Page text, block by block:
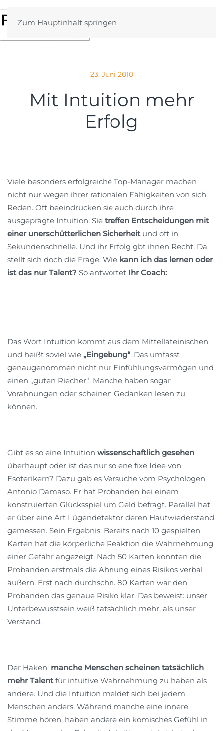
Zum Hauptinhalt springen
23. Juni 2010
Mit Intuition mehr
Erfolg
Viele besonders erfolgreiche Top-Manager machen
nicht nur wegen ihrer rationalen Fähigkeiten von sich
Reden. Oft beeindrucken sie auch durch ihre
ausgeprägte Intuition. Sie treffen Entscheidungen mit
einer unerschütterlichen Sicherheitund oft in
Sekundenschnelle. Und ihr Erfolg gbt ihnen Recht. Da
stellt sich doch die Frage: Wie kann ich das lernen oder
ist das nur Talent? So antwortet Ihr Coach:
Das Wort Intuition kommt aus dem Mittellateinischen
und heißt soviel wie „Eingebung“. Das umfasst
genaugenommen nicht nur Einfühlungsvermögen und
einen „guten Riecher“. Manche haben sogar
Vorahnungen oder scheinen Gedanken lesen zu
können.
Gibt es so eine Intuition wissenschaftlich gesehen
überhaupt oder ist das nur so ene fixe Idee von
Esoterikern? Dazu gab es Versuche vom Psychologen
Antonio Damaso. Er hat Probanden bei einem
konstruierten Glücksspiel um Geld befragt. Parallel hat
er über eine Art Lügendetektor deren Hautwiederstand
gemessen. Sein Ergebnis: Bereits nach 10 gespielten
Karten hat die körperliche Reaktion die Wahrnehmung
einer Gefahr angezeigt. Nach 50 Karten konnten die
Probanden erstmals die Ahnung eines Risikos verbal
äußern. Erst nach durchschn. 80 Karten war den
Probanden das genaue Risiko klar. Das beweist: unser
Unterbewusstsein weiß tatsächlich mehr, als unser
Verstand.
Der Haken: manche Menschen scheinen tatsächlich
mehr Talentfür intuitive Wahrnehmung zu haben als
andere. Und die Intuition meldet sich bei jedem
Menschen anders. Während manche eine innere
Stimme hören, haben andere ein komisches Gefühl in